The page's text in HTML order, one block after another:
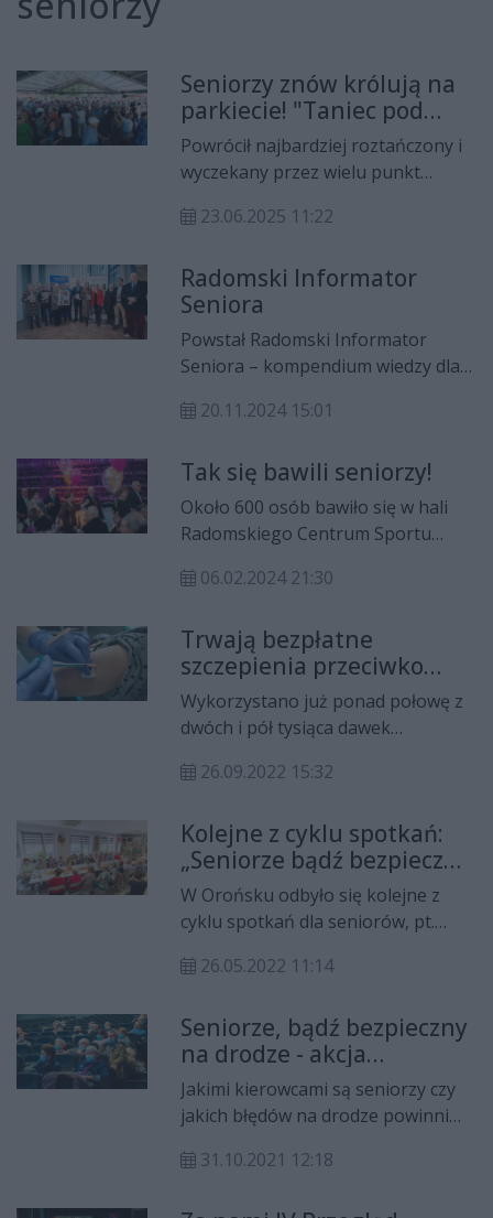
Seniorzy znów królują na
parkiecie! "Taniec pod
gwiazdami" wrócił na
Borki
Powrócił najbardziej roztańczony i
wyczekany przez wielu punkt
Rekreacji na Borkach ponownie
miasta. Po raz pierwszy również
seniorzy zatańczyli pod dachem.
23.06.2025 11:22
Radomski Informator
Seniora
Powstał Radomski Informator
Seniora – kompendium wiedzy dla
niezbędne informacje, które mają
codziennego życia.
20.11.2024 15:01
Tak się bawili seniorzy!
Około 600 osób bawiło się w hali
Radomskiego Centrum Sportu
Seniora. Specjalnym gościem
polityki senioralnej Marzena Okła-
Drewnowicz.
06.02.2024 21:30
Trwają bezpłatne
szczepienia przeciwko
grypie
Wykorzystano już ponad połowę z
dwóch i pół tysiąca dawek
ramach akcji profilaktycznej Stop
będą mogli skorzystać mieszkańcy
Radomia, którzy ukończyli 65 lat.
26.09.2022 15:32
Kolejne z cyklu spotkań:
„Seniorze bądź bezpieczny
na drodze”
W Orońsku odbyło się kolejne z
cyklu spotkań dla seniorów, pt.
drodze”. Wojewódzki Ośrodek
z Komendą Wojewódzką Policji,
uczy seniorów jak powinni
zachowywać się na drodze, aby byli
jak najbardziej bezpieczni.
26.05.2022 11:14
Seniorze, bądź bezpieczny
na drodze - akcja
profilaktyczna
Jakimi kierowcami są seniorzy czy
jakich błędów na drodze powinni
będą poruszane podczas cyklu
31.10.2021 12:18